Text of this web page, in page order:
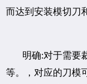
而达到安装模切刀
明确:对于需要
等。，对应的刀模